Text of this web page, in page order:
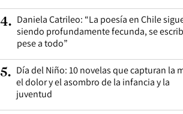
4. Daniela Catrileo: “La poesía en Chile
siendo profundamente fecunda, se
pese a todo”
5. Día del Niño: 10 novelas que capturan la
el dolor y el asombro de la infancia y la
juventud